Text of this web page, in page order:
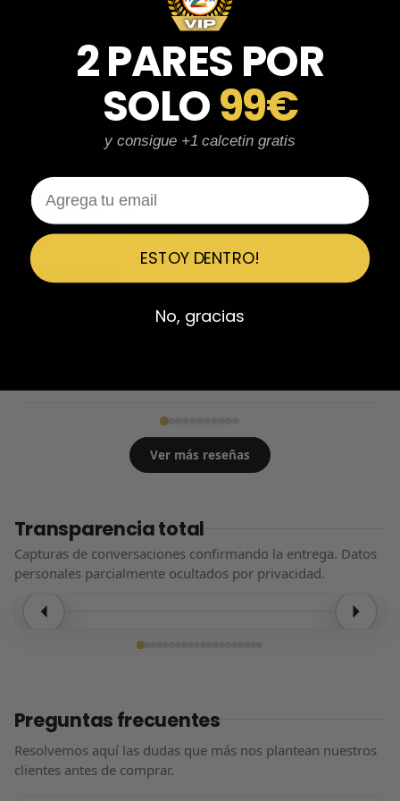
Perfectos y súper serios y atentos
Perfectos y súper serios y atentos. He comprado 5 pares y el
último que acaba de llegar, unas Uptempo de tallaje especial
pagadas por adelantado. Súper confiables y totalmente
recomendables.
Ver 3 reseñas más de Javier
EV
Reseña en Trustpilot
★
Calidad brutal, zapatillas impolutas sin ningún rasguño, la caja
Ver más reseñas
Transparencia total
Capturas de conversaciones confirmando la entrega. Datos
personales parcialmente ocultados por privacidad.
Preguntas frecuentes
Resolvemos aquí las dudas que más nos plantean nuestros
clientes antes de comprar.
2 PARES POR
SOLO99€
y consigue +1 calcetin gratis
Email
ESTOY DENTRO!
No, gracias